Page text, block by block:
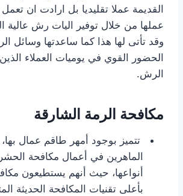
القديمة عملا تقليديا بل ارادت ان
عملها من خلال توفير اليات رش عالية
وقد تأتى لها هذا كما ساعدتها وسائل
الحضور القوي في يوميات العملاء
الرش.
تتميز بوجود أمهر طاقم عمال
الماهرين في أعمال مكافحة
أنواعها، حيث أنهم يستطيعون
بأعلى تقنيات المكافحة الحديثة